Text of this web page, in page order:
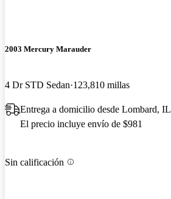
2003 Mercury Marauder
4 Dr STD Sedan 123,810 millas
Entrega a domicilio desde Lombard, IL
El precio incluye envío de $981
Sin calificación